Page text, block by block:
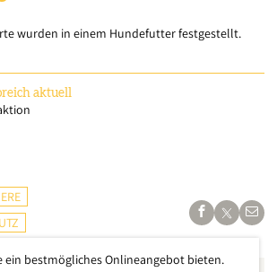
wurden in einem Hundefutter festgestellt.
aktuell
ein bestmögliches Onlineangebot bieten.